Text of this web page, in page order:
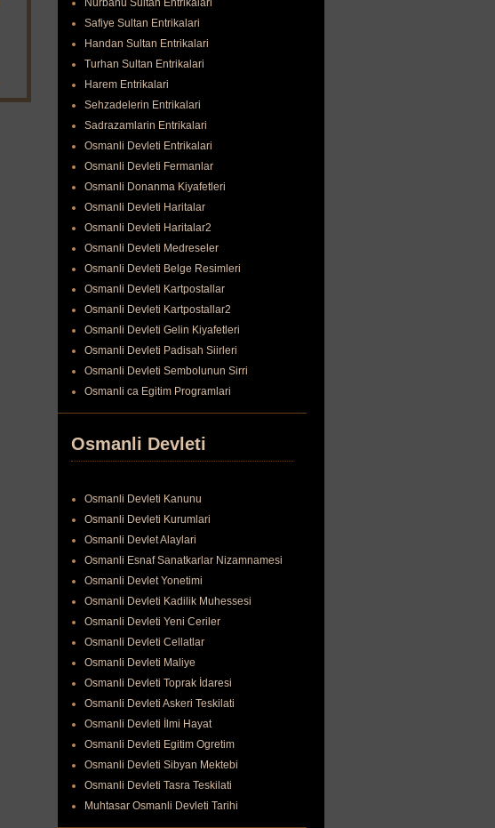
Nurbanu Sultan Entrikalari
Safiye Sultan Entrikalari
Handan Sultan Entrikalari
Turhan Sultan Entrikalari
Harem Entrikalari
Sehzadelerin Entrikalari
Sadrazamlarin Entrikalari
Osmanli Devleti Entrikalari
Osmanli Devleti Fermanlar
Osmanli Donanma Kiyafetleri
Osmanli Devleti Haritalar
Osmanli Devleti Haritalar2
Osmanli Devleti Medreseler
Osmanli Devleti Belge Resimleri
Osmanli Devleti Kartpostallar
Osmanli Devleti Kartpostallar2
Osmanli Devleti Gelin Kiyafetleri
Osmanli Devleti Padisah Siirleri
Osmanli Devleti Sembolunun Sirri
Osmanli ca Egitim Programlari
Osmanli Devleti
Osmanli Devleti Kanunu
Osmanli Devleti Kurumlari
Osmanli Devlet Alaylari
Osmanli Esnaf Sanatkarlar Nizamnamesi
Osmanli Devlet Yonetimi
Osmanli Devleti Kadilik Muhessesi
Osmanli Devleti Yeni Ceriler
Osmanli Devleti Cellatlar
Osmanli Devleti Maliye
Osmanli Devleti Toprak İdaresi
Osmanli Devleti Askeri Teskilati
Osmanli Devleti İlmi Hayat
Osmanli Devleti Egitim Ogretim
Osmanli Devleti Sibyan Mektebi
Osmanli Devleti Tasra Teskilati
Muhtasar Osmanli Devleti Tarihi